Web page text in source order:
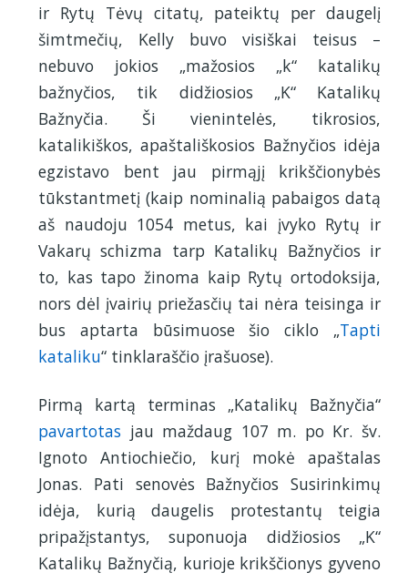
ir Rytų Tėvų citatų, pateiktų per daugelį
šimtmečių, Kelly buvo visiškai teisus –
nebuvo jokios „mažosios „k“ katalikų
bažnyčios, tik didžiosios „K“ Katalikų
Bažnyčia. Ši vienintelės, tikrosios,
katalikiškos, apaštališkosios Bažnyčios idėja
egzistavo bent jau pirmąjį krikščionybės
tūkstantmetį (kaip nominalią pabaigos datą
aš naudoju 1054 metus, kai įvyko Rytų ir
Vakarų schizma tarp Katalikų Bažnyčios ir
to, kas tapo žinoma kaip Rytų ortodoksija,
nors dėl įvairių priežasčių tai nėra teisinga ir
bus aptarta būsimuose šio ciklo „Tapti
kataliku“ tinklaraščio įrašuose).
Pirmą kartą terminas „Katalikų Bažnyčia“
pavartotas jau maždaug 107 m. po Kr. šv.
Ignoto Antiochiečio, kurį mokė apaštalas
Jonas. Pati senovės Bažnyčios Susirinkimų
idėja, kurią daugelis protestantų teigia
pripažįstantys, suponuoja didžiosios „K“
Katalikų Bažnyčią, kurioje krikščionys gyveno